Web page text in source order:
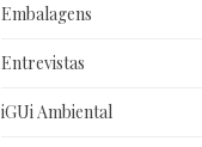
Embalagens
Entrevistas
iGUi Ambiental